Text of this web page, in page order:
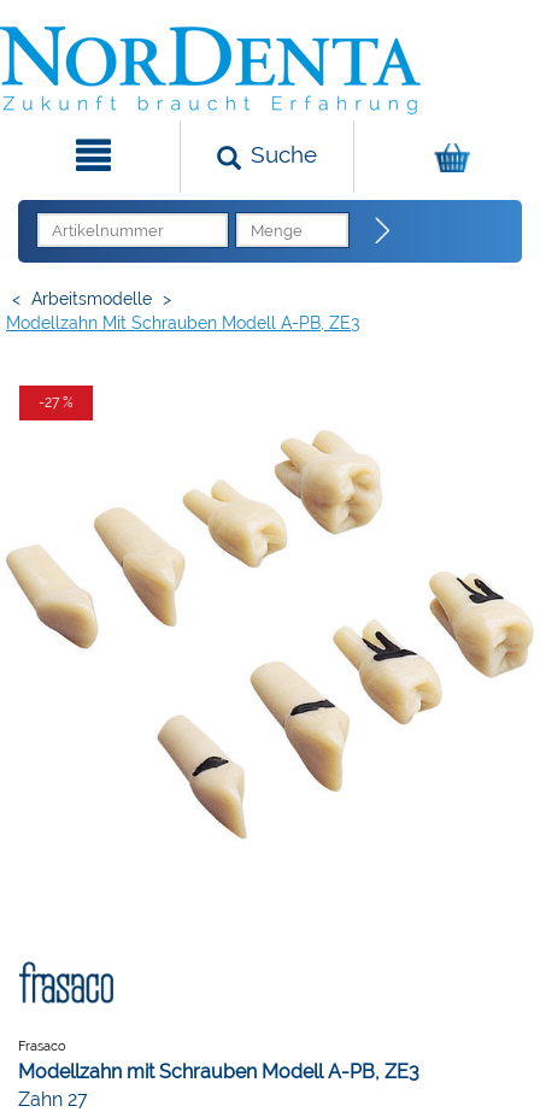
Suche
< Arbeitsmodelle >
Modellzahn Mit Schrauben Modell A-PB, ZE3
-27 %
Frasaco
Modellzahn mit Schrauben Modell A-PB, ZE3
Zahn 27